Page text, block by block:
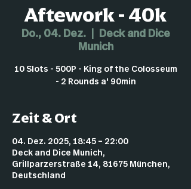
Aftework - 40k
Do., 04. Dez.
  |
Deck and Dice
Munich
10 Slots - 500P - King of the Colosseum
- 2 Rounds a' 90min
Zeit & Ort
04. Dez. 2025, 18:45 – 22:00
Deck and Dice Munich,
Grillparzerstraße 14, 81675 München,
Deutschland